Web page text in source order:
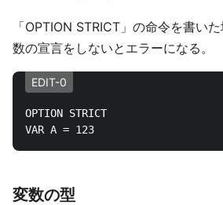
「OPTION STRICT」の命令を書い
数の宣言をしないとエラーになる。
EDIT-0
OPTION STRICT
変数の型